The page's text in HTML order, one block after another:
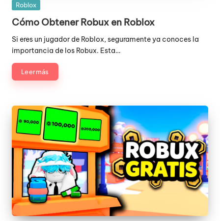
Publicada
Roblox
Cómo Obtener Robux en Roblox
Si eres un jugador de Roblox, seguramente ya conoces la
importancia de los Robux. Esta…
Leer más